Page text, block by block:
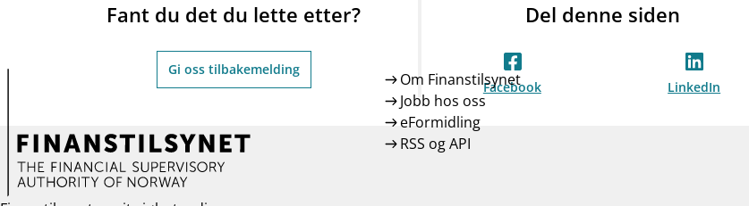
Fant du det du lette etter?
Gi oss tilbakemelding
Del denne siden
Facebook LinkedIn
Om Finanstilsynet
Jobb hos oss
eFormidling
RSS og API